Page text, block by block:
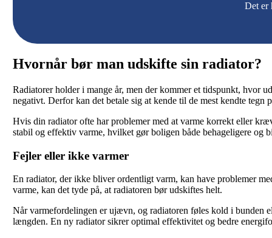
Det er
Hvornår bør man udskifte sin radiator?
Radiatorer holder i mange år, men der kommer et tidspunkt, hvor
negativt. Derfor kan det betale sig at kende til de mest kendte tegn
Hvis din radiator ofte har problemer med at varme korrekt eller
stabil og effektiv varme, hvilket gør boligen både behageligere og
Fejler eller ikke varmer
En radiator, der ikke bliver ordentligt varm, kan have problemer
varme, kan det tyde på, at radiatoren bør udskiftes helt.
Når varmefordelingen er ujævn, og radiatoren føles kold i bunden
længden. En ny radiator sikrer optimal effektivitet og bedre